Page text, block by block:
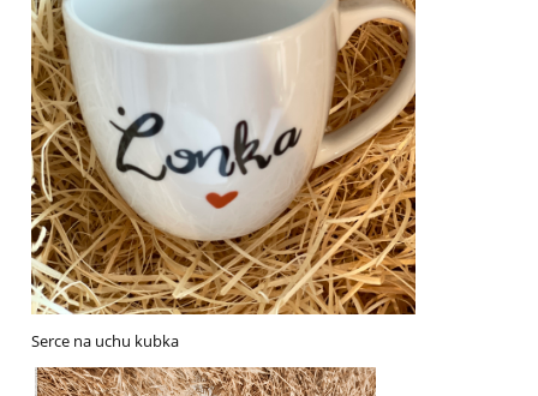
Serce na uchu kubka